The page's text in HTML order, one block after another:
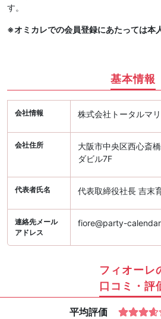
す。
※オミカレでの会員登録にあたっては本
基本情報
会社情報 株式会社トータルマ
会社住所
大阪市中央区西心斎
ダビル7F
代表者氏名 代表取締役社長 吉末
連絡先メール
アドレス
fiore@party-
フィオーレ
口コミ・評
平均評価